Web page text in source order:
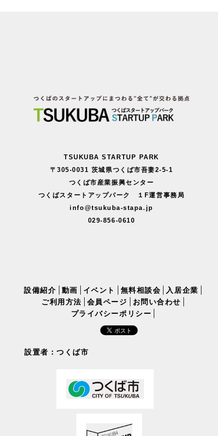
TSUKUBA STARTUP PARK
〒305-0031 茨城県つくば市吾妻2-5-1
つくば市産業振興センター
つくばスタートアップパーク １F運営事務局
info@tsukuba-stapa.jp
029-856-0610
設備紹介 動画 イベント 無料相談会
入居企業
ご利用方法
会員ページ
お問い合わせ
プライバシーポリシー
設置者：つくば市